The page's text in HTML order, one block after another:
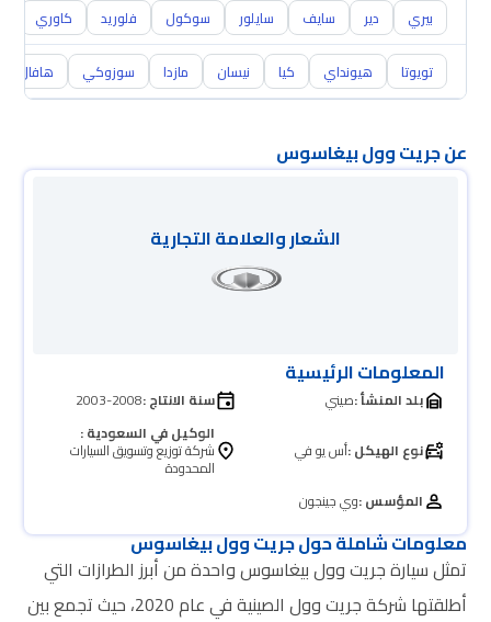
بيري دير سايف سايلور سوكول فلوريد كاوري
تويوتا هيونداي كيا نيسان مازدا سوزوكي هافال
عن جريت وول بيغاسوس
الشعار والعلامة التجارية
المعلومات الرئيسية
بلد المنشأ :صيني سنة الانتاج :2003-2008
نوع الهيكل :أس يو في
الوكيل في السعودية :
شركة توزيع وتسويق السيارات
المحدودة
المؤسس :وي جينجون
معلومات شاملة حول جريت وول بيغاسوس
تمثل سيارة جريت وول بيغاسوس واحدة من أبرز الطرازات التي
أطلقتها شركة جريت وول الصينية في عام 2020، حيث تجمع بين